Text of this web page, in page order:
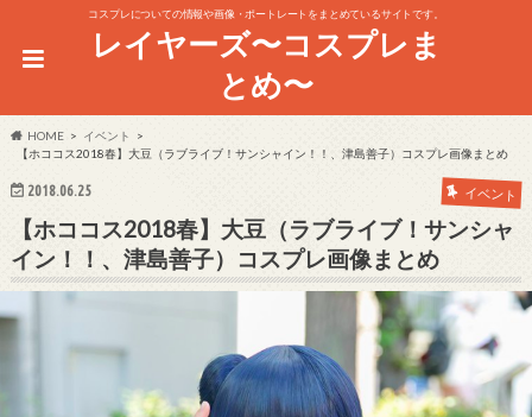
コスプレについての情報や画像・ポートレートをまとめているサイトです。
レイヤーズ〜コスプレま
とめ〜
HOME
イベント
【ホココス2018春】大豆（ラブライブ！サンシャイン！！、津島善子）コスプレ画像まとめ
2018.06.25 イベント
【ホココス2018春】大豆（ラブライブ！サンシャ
イン！！、津島善子）コスプレ画像まとめ